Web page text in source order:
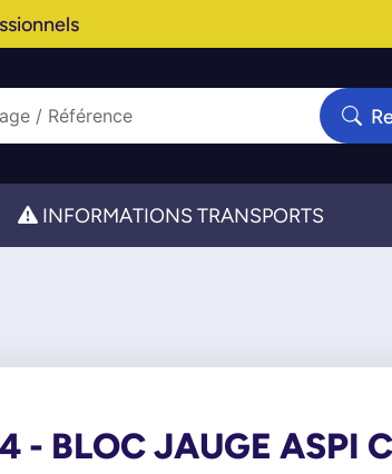
INFORMATIONS TRANSPORTS
- BLOC JAUGE ASPI